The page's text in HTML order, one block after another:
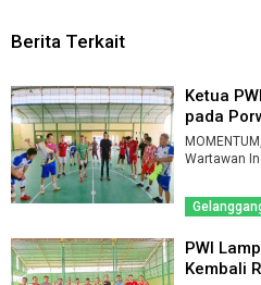
Berita Terkait
Ketua
pada
Wartawan
PWI
Kembali